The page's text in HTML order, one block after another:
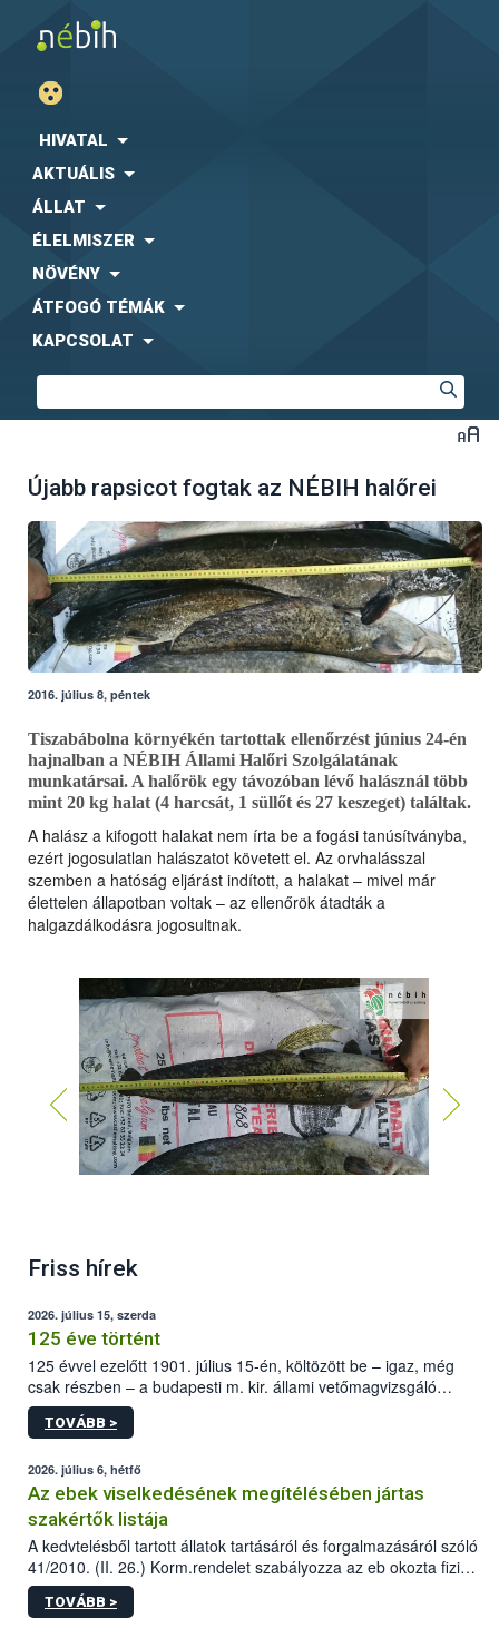
HIVATAL
AKTUÁLIS
ÁLLAT
ÉLELMISZER
NÖVÉNY
ÁTFOGÓ TÉMÁK
KAPCSOLAT
Újabb rapsicot fogtak az NÉBIH halőrei
2016. július 8, péntek
Tiszabábolna környékén tartottak ellenőrzést június 24-én
hajnalban a NÉBIH Állami Halőri Szolgálatának
munkatársai. A halőrök egy távozóban lévő halásznál több
mint 20 kg halat (4 harcsát, 1 süllőt és 27 keszeget) találtak.
A halász a kifogott halakat nem írta be a fogási tanúsítványba,
ezért jogosulatlan halászatot követett el. Az orvhalásszal
szemben a hatóság eljárást indított, a halakat – mivel már
élettelen állapotban voltak – az ellenőrök átadták a
halgazdálkodásra jogosultnak.
Friss hírek
2026. július 15, szerda
125 éve történt
125 évvel ezelőtt 1901. július 15-én, költözött be – igaz, még
csak részben – a budapesti m. kir. állami vetőmagvizsgáló
állomás a Kis Rókus utca 15. szám alatti, Czigler Győző által
tervezett új épületébe.
TOVÁBB >
2026. július 6, hétfő
Az ebek viselkedésének megítélésében jártas
szakértők listája
A kedvtelésből tartott állatok tartásáról és forgalmazásáról szóló
41/2010. (II. 26.) Korm.rendelet szabályozza az eb okozta fizikai
sérülés, illetve ennek veszélye keletkezésekor felmerülő
hatósági feladatokat, valamint a veszélyes eb tartását és annak
TOVÁBB >